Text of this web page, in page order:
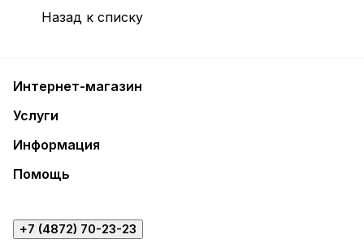
Назад к списку
Интернет-магазин
Услуги
Информация
Помощь
+7 (4872) 70-23-23